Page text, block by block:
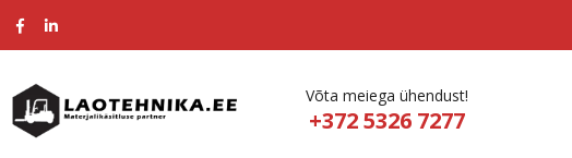
Võta meiega ühendust!
+372 5326 7277